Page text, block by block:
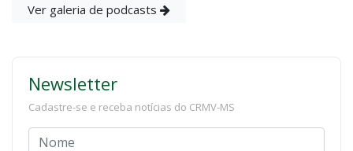
Ver galeria de podcasts
Newsletter
Cadastre-se e receba notícias do CRMV-MS